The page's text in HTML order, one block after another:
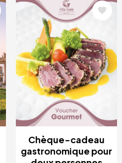
Image
Chèque-cadeau
gastronomique pour